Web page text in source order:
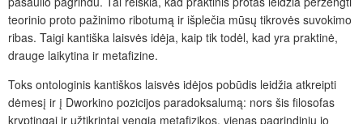
teorinio proto pažinimo ribotumą ir išplečia mūsų tikrovės suvokimo
ribas. Taigi kantiška laisvės idėja, kaip tik todėl, kad yra praktinė,
drauge laikytina ir metafizine.
Toks ontologinis kantiškos laisvės idėjos pobūdis leidžia atkreipti
dėmesį ir į Dworkino pozicijos paradoksalumą: nors šis filosofas
kryptingai ir užtikrintai vengia metafizikos, vienas pagrindinių jo